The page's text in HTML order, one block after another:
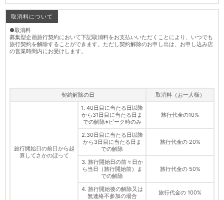
取消料について
●取消料
募集型企画旅行契約において下記取消料をお支払いいただくことにより、いつでも
旅行契約を解除することができます。ただし契約解除のお申し出は、お申し込み店
の営業時間内にお受けします。
契約解除の日 取消料（お一人様）
旅行開始日の前日から起
算してさかのぼって
1. 40日目に当たる日以降
から31日目に当たる日ま
での解除※ピーク時のみ
旅行代金の10%
2.30日目に当たる日以降
から3日目に当たる日ま
での解除
旅行代金の 20%
3. 旅行開始日の前々日か
ら当日（旅行開始前）ま
での解除
旅行代金の 50%
4. 旅行開始後の解除又は
無連絡不参加の場合
旅行代金の 100%